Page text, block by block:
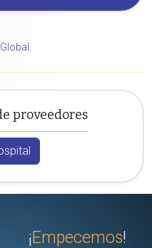
proveedores
¡Empecemos!